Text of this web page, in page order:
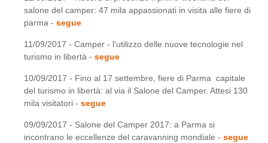
salone del camper: 47 mila appassionati in visita alle fiere di
parma - segue
11/09/2017 - Camper - l'utilizzo delle nuove tecnologie nel
turismo in libertà - segue
10/09/2017 - Fino al 17 settembre, fiere di Parma capitale
del turismo in libertà: al via il Salone del Camper. Attesi 130
mila visitatori - segue
09/09/2017 - Salone del Camper 2017: a Parma si
incontrano le eccellenze del caravanning mondiale - segue